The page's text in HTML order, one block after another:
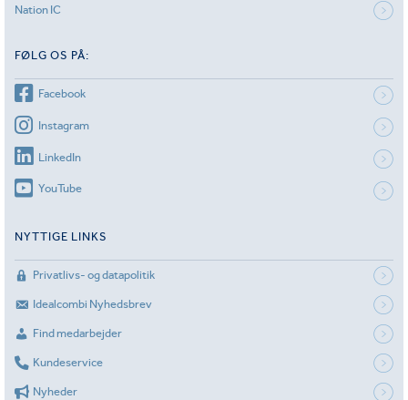
Nation IC
FØLG OS PÅ:
Facebook
Instagram
LinkedIn
YouTube
NYTTIGE LINKS
Privatlivs- og datapolitik
Idealcombi Nyhedsbrev
Find medarbejder
Kundeservice
Nyheder